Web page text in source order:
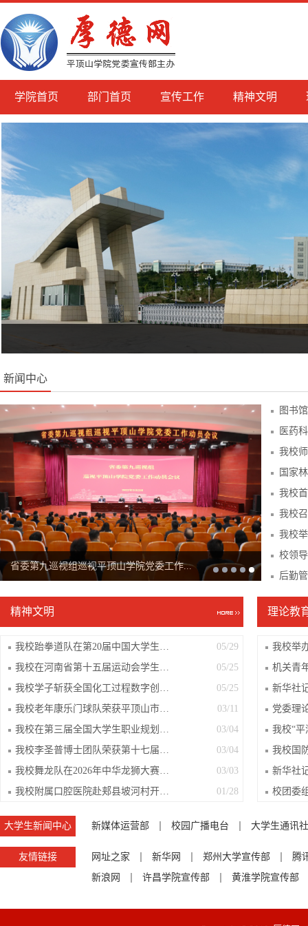
学院首页 部门首页 宣传工作 精神文明
新闻中心
学校召开2022年秋季学期工作会议
图书
医药
我校
国家
我校
我校
我校
校领
后勤
精神文明
05/29
我校跆拳道队在第20届中国大学生跆拳道...
05/25
我校在河南省第十五届运动会学生组舞龙...
05/25
我校学子斩获全国化工过程数字创新竞赛...
03/11
我校老年康乐门球队荣获平顶山市第36届...
03/04
我校在第三届全国大学生职业规划大赛河...
03/04
我校李圣普博士团队荣获第十七届中国商...
03/03
我校舞龙队在2026年中华龙狮大赛（黄石...
01/28
我校附属口腔医院赴郏县坡河村开展帮扶...
理论教
大学生新闻中心 新媒体运营部 校园广播电台 大学生通讯社
友情链接 网址之家 新华网 郑州大学宣传部
腾
新浪网
许昌学院宣传部 黄淮学院宣传部